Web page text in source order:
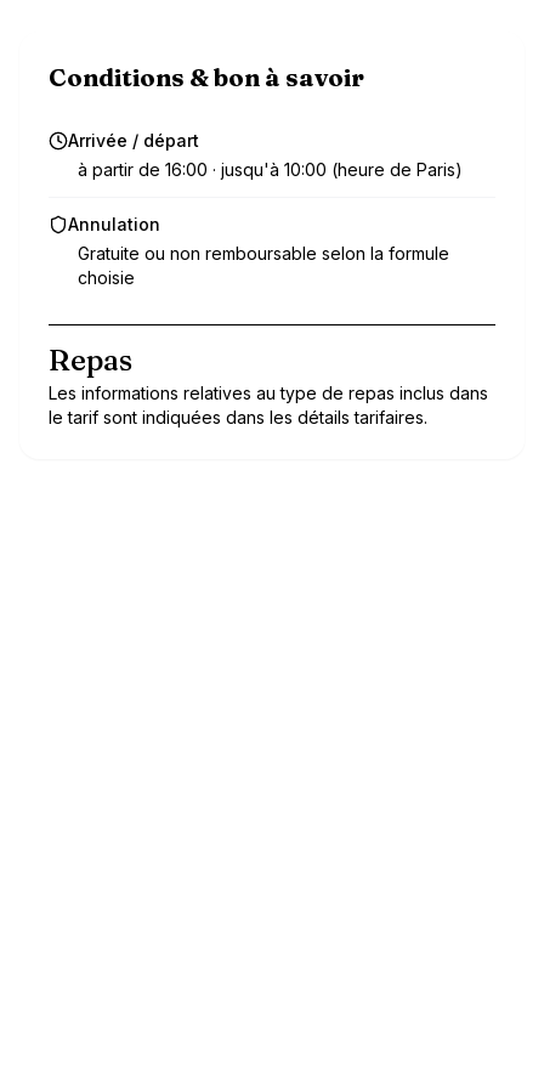
Conditions & bon à savoir
Arrivée / départ
à partir de 16:00 · jusqu'à 10:00 (heure de Paris)
Annulation
Gratuite ou non remboursable selon la formule
choisie
Repas
Les informations relatives au type de repas inclus dans
le tarif sont indiquées dans les détails tarifaires.